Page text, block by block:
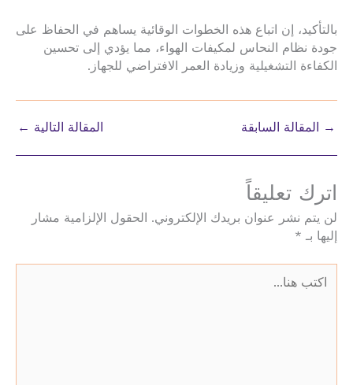
بالتأكيد، إن اتباع هذه الخطوات الوقائية يساهم في الحفاظ على
جودة نظام النحاس لمكيفات الهواء، مما يؤدي إلى تحسين
الكفاءة التشغيلية وزيادة العمر الافتراضي للجهاز.
→ المقالة السابقة المقالة التالية ←
اترك تعليقاً
لن يتم نشر عنوان بريدك الإلكتروني.
الحقول الإلزامية مشار
إليها بـ *
هنا...